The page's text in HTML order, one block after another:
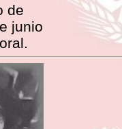
de
junio